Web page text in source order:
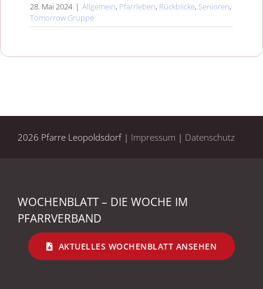
28. Mai 2024 | Allgemein, Pfarrleben, Rückblicke, Senioren,
Tomorrow Gruppe
2026 Pfarre Leopoldsdorf | Impressum | Datenschutz
WOCHENBLATT – DIE WOCHE IM
PFARRVERBAND
AKTUELLES WOCHENBLATT ANSEHEN